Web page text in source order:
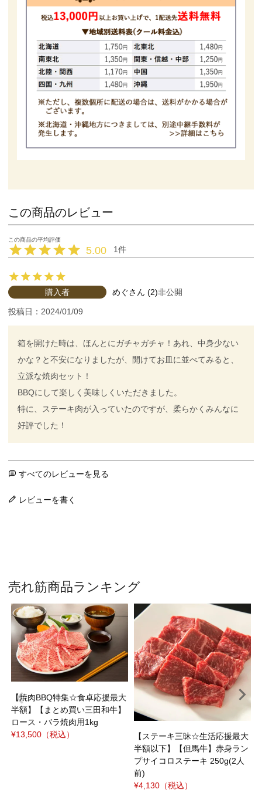
この商品のレビュー
5.00 1
めぐ 2
購入者 非公開
投稿日 2024/01/09
箱を開けた時は、ほんとにガチャガチャ！あれ、中身少ない
かな？と不安になりましたが、開けてお皿に並べてみると、
立派な焼肉セット！
BBQにして楽しく美味しくいただきました。
特に、ステーキ肉が入っていたのですが、柔らかくみんなに
好評でした！
すべてのレビューを見る
レビューを書く
売れ筋商品ランキング
【焼肉BBQ特集☆食卓応援最大
半額】【まとめ買い三田和牛】
ロース・バラ焼肉用1kg
¥13,500 （税込）
【ステーキ三昧☆生活応援最大
半額以下】【但馬牛】赤身ラン
プサイコロステーキ 250g(2人
前)
¥4,130 （税込）